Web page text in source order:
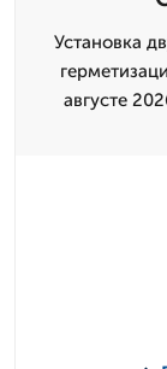
Установка
августе